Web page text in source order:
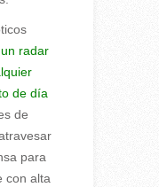
radar
de día
de
para
con alta